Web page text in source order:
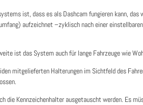
ist, dass es als Dashcam fungieren kann, das
aufzeichnet –zyklisch nach einer
ist das System auch für lange Fahrzeuge wie
mitgelieferten Halterungen im Sichtfeld des
die Kennzeichenhalter ausgetauscht werden. Es